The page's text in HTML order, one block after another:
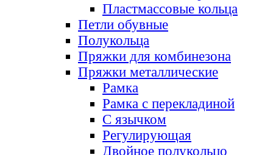
Пластмассовые кольца
Петли обувные
Полукольца
Пряжки для комбинезона
Пряжки металлические
Рамка
Рамка с перекладиной
С язычком
Регулирующая
Двойное полукольцо